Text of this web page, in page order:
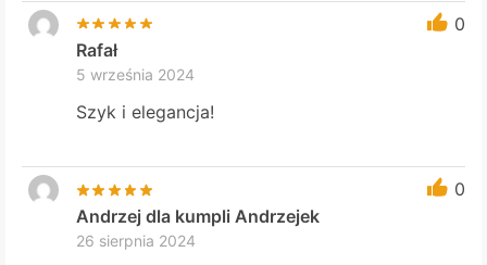
0
Rafał
5 września 2024
Szyk i elegancja!
0
Andrzej dla kumpli Andrzejek
26 sierpnia 2024